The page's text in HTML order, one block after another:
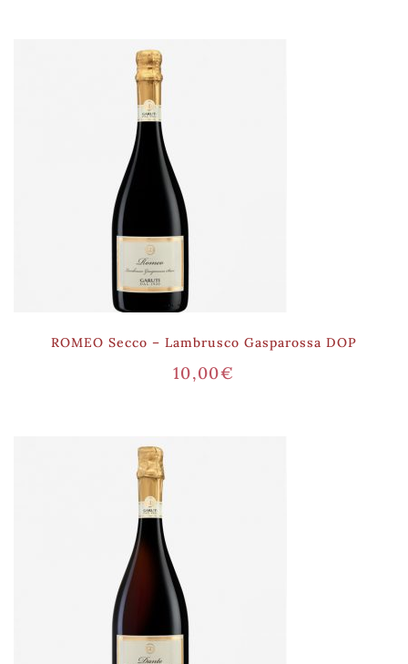
ROMEO Secco – Lambrusco Gasparossa DOP
10,00€